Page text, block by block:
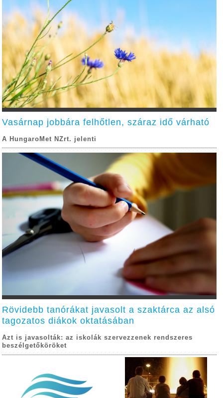
Vasárnap jobbára felhőtlen, száraz idő várható
A HungaroMet NZrt. jelenti
Rövidebb tanórákat javasolt a szaktárca az alsó
tagozatos diákok oktatásában
Azt is javasolták: az iskolák szervezzenek rendszeres
beszélgetőköröket